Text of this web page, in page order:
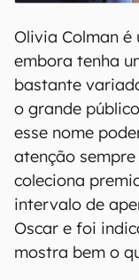
Olivia Colman é
embora tenha
bastante
o grande
esse nome
atenção
coleciona
intervalo de
Oscar e foi
mostra bem o